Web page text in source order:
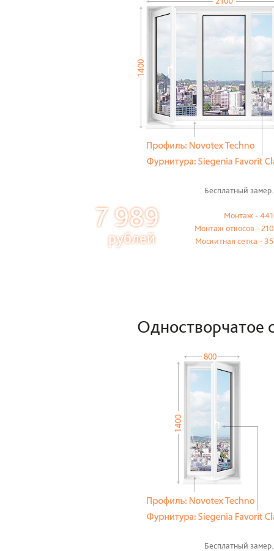
Бесплатный
7 989
рублей
Монтаж -
Монтаж откосов -
Москитная сетка -
Одностворчатое
Бесплатный